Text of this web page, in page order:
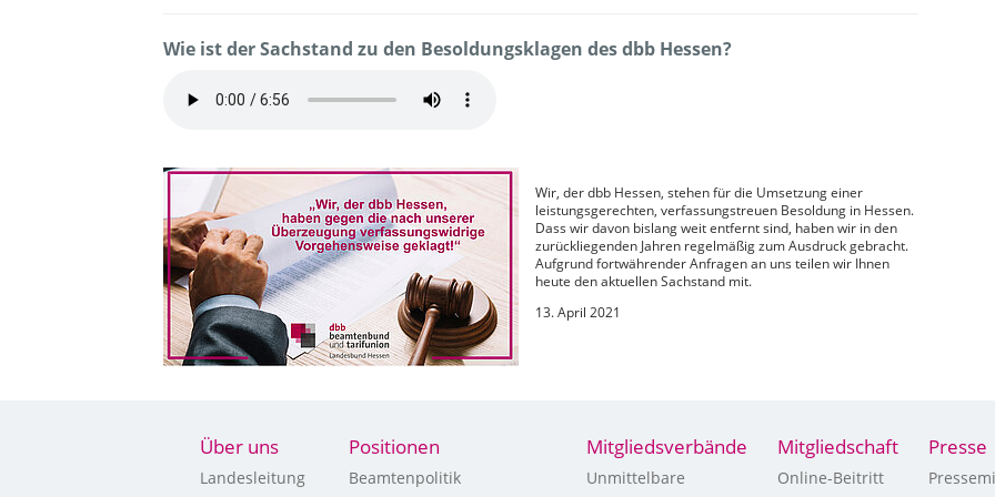
Wie ist der Sachstand zu den Besoldungsklagen des dbb Hessen?
Wir, der dbb Hessen, stehen für die Umsetzung einer
leistungsgerechten, verfassungstreuen Besoldung in Hessen.
Dass wir davon bislang weit entfernt sind, haben wir in den
zurückliegenden Jahren regelmäßig zum Ausdruck gebracht.
Aufgrund fortwährender Anfragen an uns teilen wir Ihnen
heute den aktuellen Sachstand mit.
13. April 2021
Über uns
Landesleitung
Positionen
Beamtenpolitik
Mitgliedsverbände
Unmittelbare
Mitgliedschaft
Online-Beitritt
Presse